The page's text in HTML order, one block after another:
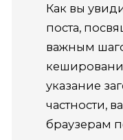
Как вы
поста,
важным
указание
частности,
браузерам